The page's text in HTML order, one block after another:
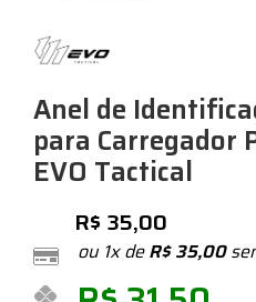
Anel de
para Carregador
EVO Tactical
R$ 35,00
ou 1x deR$35,00